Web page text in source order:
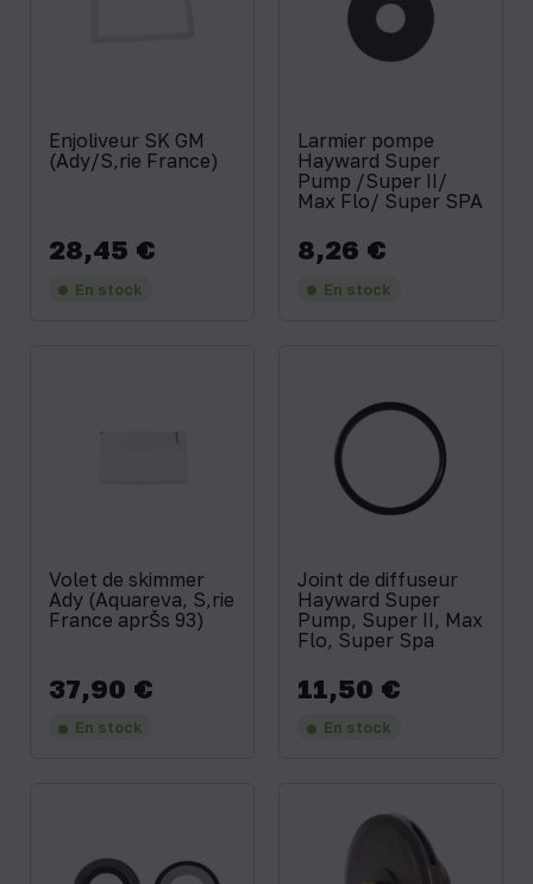
Enjoliveur SK GM
(Ady/S‚rie France)
Prix
28,45 €
En stock
Larmier pompe
Hayward Super
Pump /Super II/
Max Flo/ Super SPA
Prix
8,26 €
En stock
Volet de skimmer
Ady (Aquareva, S‚rie
France aprŠs 93)
Prix
37,90 €
En stock
Joint de diffuseur
Hayward Super
Pump, Super II, Max
Flo, Super Spa
Prix
11,50 €
En stock